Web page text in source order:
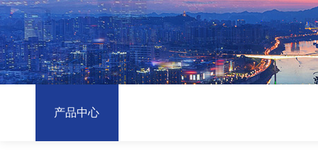
产品中心